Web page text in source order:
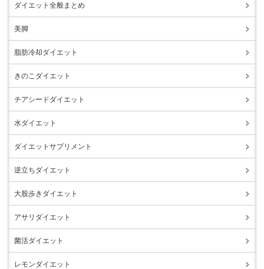
ダイエット全般まとめ
美脚
脂肪冷却ダイエット
きのこダイエット
チアシードダイエット
水ダイエット
ダイエットサプリメント
逆立ちダイエット
大股歩きダイエット
アサリダイエット
菌活ダイエット
レモンダイエット